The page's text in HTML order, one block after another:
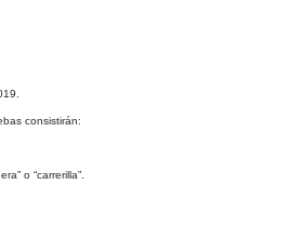
consistirán:
o “carrerilla”.